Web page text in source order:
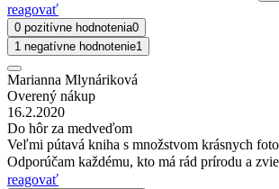
reagovať
0 pozitívne hodnotenia0
1 negatívne hodnotenie1
Marianna Mlynáriková
Overený nákup
16.2.2020
Do hôr za medveďom
Veľmi pútavá kniha s množstvom krásnych
Odporúčam každému, kto má rád prírodu a
reagovať